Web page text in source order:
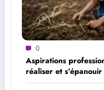
0
Aspirations
réaliser et s’épanouir